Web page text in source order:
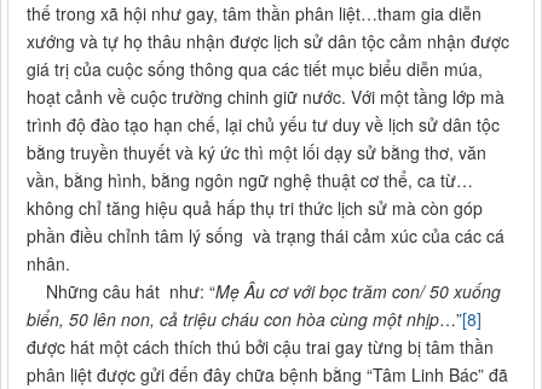
thế trong xã hội như gay, tâm thần phân liệt…tham gia diễn
xướng và tự họ thâu nhận được lịch sử dân tộc cảm nhận được
giá trị của cuộc sống thông qua các tiết mục biểu diễn múa,
hoạt cảnh về cuộc trường chinh giữ nước. Với một tầng lớp mà
trình độ đào tạo hạn chế, lại chủ yếu tư duy về lịch sử dân tộc
bằng truyền thuyết và ký ức thì một lối dạy sử bằng thơ, văn
vần, bằng hình, bằng ngôn ngữ nghệ thuật cơ thể, ca từ…
không chỉ tăng hiệu quả hấp thụ tri thức lịch sử mà còn góp
phần điều chỉnh tâm lý sống và trạng thái cảm xúc của các cá
nhân.
Những câu hát như: “Mẹ Âu cơ với bọc trăm con/ 50 xuống
biển, 50 lên non, cả triệu cháu con hòa cùng một nhịp…”[8]
được hát một cách thích thú bởi cậu trai gay từng bị tâm thần
phân liệt được gửi đến đây chữa bệnh bằng “Tâm Linh Bác” đã